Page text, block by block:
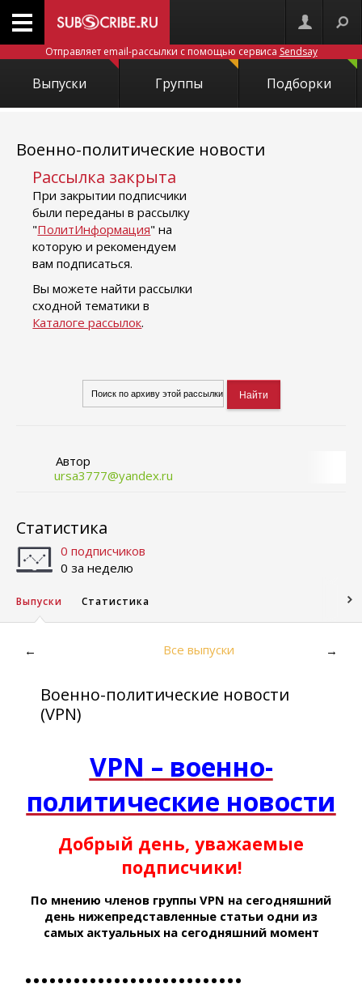
Отправляет email-рассылки с помощью сервиса Sendsay
Выпуски Группы Подборки
Военно-политические новости
Рассылка закрыта
При закрытии подписчики
были переданы в рассылку
"ПолитИнформация" на
которую и рекомендуем
вам подписаться.
Вы можете найти рассылки
сходной тематики в
Каталоге рассылок.
Автор
ursa3777@yandex.ru
Статистика
0 подписчиков
0 за неделю
Выпуски Статистика
← Все выпуски →
Военно-политические новости
(VPN)
VPN – военно-
политические новости
Добрый день, уважаемые
подписчики!
По мнению членов группы VPN на сегодняшний
день нижепредставленные статьи одни из
самых актуальных на сегодняшний момент
………………………